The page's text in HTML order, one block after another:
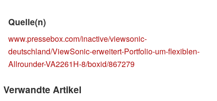
Quelle(n)
www.pressebox.com/inactive/viewsonic-
deutschland/ViewSonic-erweitert-Portfolio-um-flexiblen-
Allrounder-VA2261H-8/boxid/867279
Verwandte Artikel